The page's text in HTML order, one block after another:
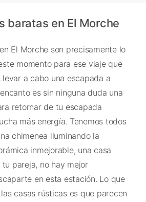
baratas en El Morche
El Morche son precisamente lo
momento para ese viaje que
a cabo una escapada a
es sin ninguna duda una
retornar de tu escapada
más energía. Tenemos todos
chimenea iluminando la
inmejorable, una casa
pareja, no hay mejor
en esta estación. Lo que
casas rústicas es que parecen